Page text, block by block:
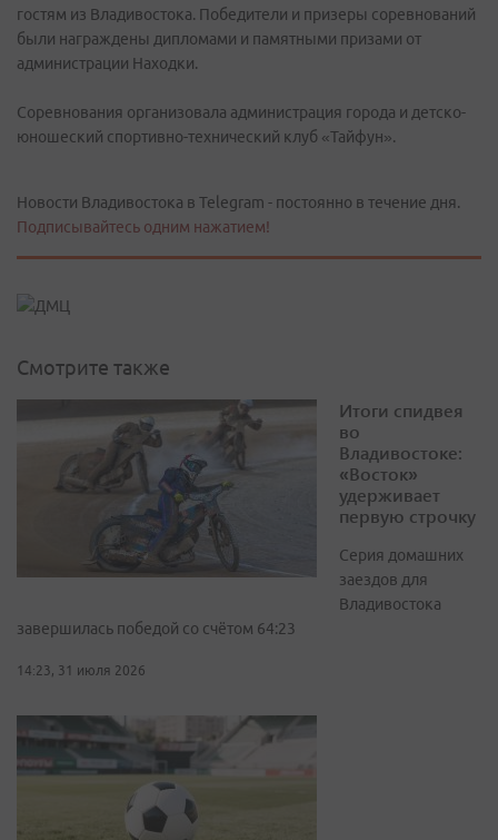
гостям из Владивостока. Победители и призеры соревнований
были награждены дипломами и памятными призами от
администрации Находки.
Соревнования организовала администрация города и детско-
юношеский спортивно-технический клуб «Тайфун».
Новости Владивостока в Telegram - постоянно в течение дня.
Подписывайтесь одним нажатием!
Смотрите также
Итоги спидвея
во
Владивостоке:
«Восток»
удерживает
первую строчку
Серия домашних
заездов для
Владивостока
завершилась победой со счётом 64:23
14:23, 31 июля 2026